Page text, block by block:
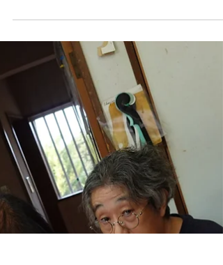
2025年10月20日 読了時間: 1分
田中さんの”スリーピング・ビュー
イー”制作記７
まず、ドラムサンダーで１・５mmにする
さらに自宅工房で曲げ部分１・１mmにし
ベンディングマシーンで曲げる、慎重に仕
げC字コーナー旨く固定した。お見事、素
にしては完璧な作業であった。